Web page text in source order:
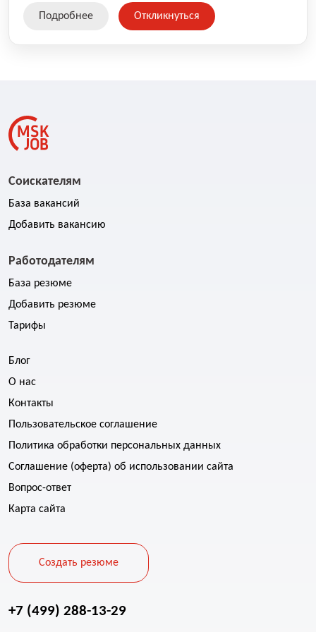
свяжемся с вами в ближайшее время.
Подробнее Откликнуться
Соискателям
База вакансий
Добавить вакансию
Работодателям
База резюме
Добавить резюме
Тарифы
Блог
О нас
Контакты
Пользовательское соглашение
Политика обработки персональных данных
Соглашение (оферта) об использовании сайта
Вопрос-ответ
Карта сайта
Создать резюме
+7 (499) 288-13-29